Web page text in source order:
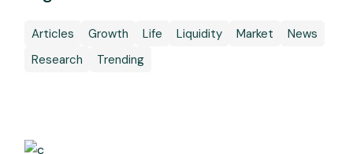
Articles Growth Life Liquidity Market
News
Research
Trending